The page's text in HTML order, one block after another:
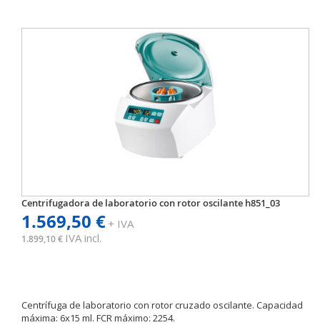
Centrifugadora de laboratorio con rotor oscilante h851_03
1.569,50 €+ IVA
1.899,10 € IVA incl.
Centrífuga de laboratorio con rotor cruzado oscilante. Capacidad
máxima: 6x15 ml. FCR máximo: 2254.